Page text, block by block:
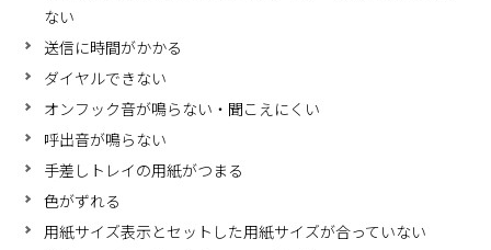
ない
送信に時間がかかる
ダイヤルできない
オンフック音が鳴らない・聞こえにくい
呼出音が鳴らない
手差しトレイの用紙がつまる
色がずれる
用紙サイズ表示とセットした用紙サイズが合っていない